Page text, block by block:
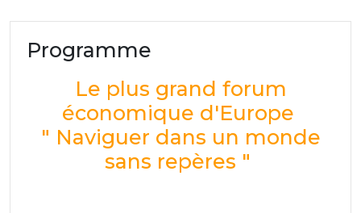
Programme
Le plus grand forum
économique d'Europe
" Naviguer dans un monde
sans repères "